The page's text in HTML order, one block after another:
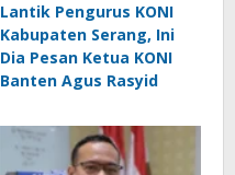
Lantik Pengurus KONI
Kabupaten Serang, Ini
Dia Pesan Ketua KONI
Banten Agus Rasyid